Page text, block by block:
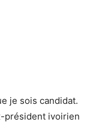
je sois candidat.
président ivoirien